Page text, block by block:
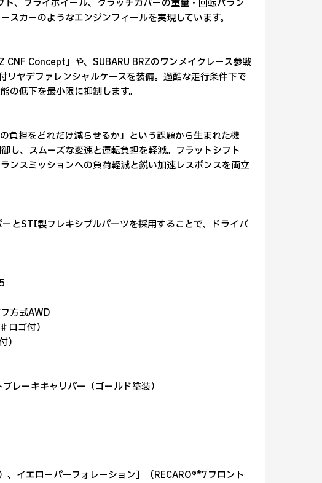
、フライホイール、クラッチカバーの重量・回転バラン
カーのようなエンジンフィールを実現しています。
Concept」や、SUBARU BRZのワンメイクレース参戦
ヤデファレンシャルケースを装備。過酷な走行条件下で
の低下を最小限に抑制します。
負担をどれだけ減らせるか」という課題から生まれた機
し、スムーズな変速と運転負担を軽減。フラットシフト
ンスミッションへの負荷軽減と鋭い加速レスポンスを両立
とSTI製フレキシブルパーツを採用することで、ドライバ
方式AWD
ゴ付）
）
レーキキャリパー（ゴールド塗装）
イエローパーフォレーション］（RECARO®*7フロント